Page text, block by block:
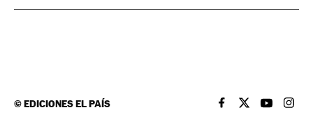
©EDICIONES EL PAÍS EL PAÍS BRASIL EN
EL PAÍSEL PAÍS
EL